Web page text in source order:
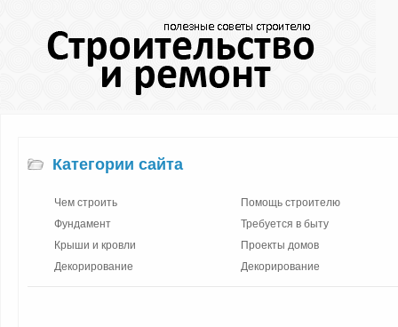
Категории сайта
Чем строить
Фундамент
Крыши и кровли
Декорирование
Помощь строителю
Требуется в быту
Проекты домов
Декорирование